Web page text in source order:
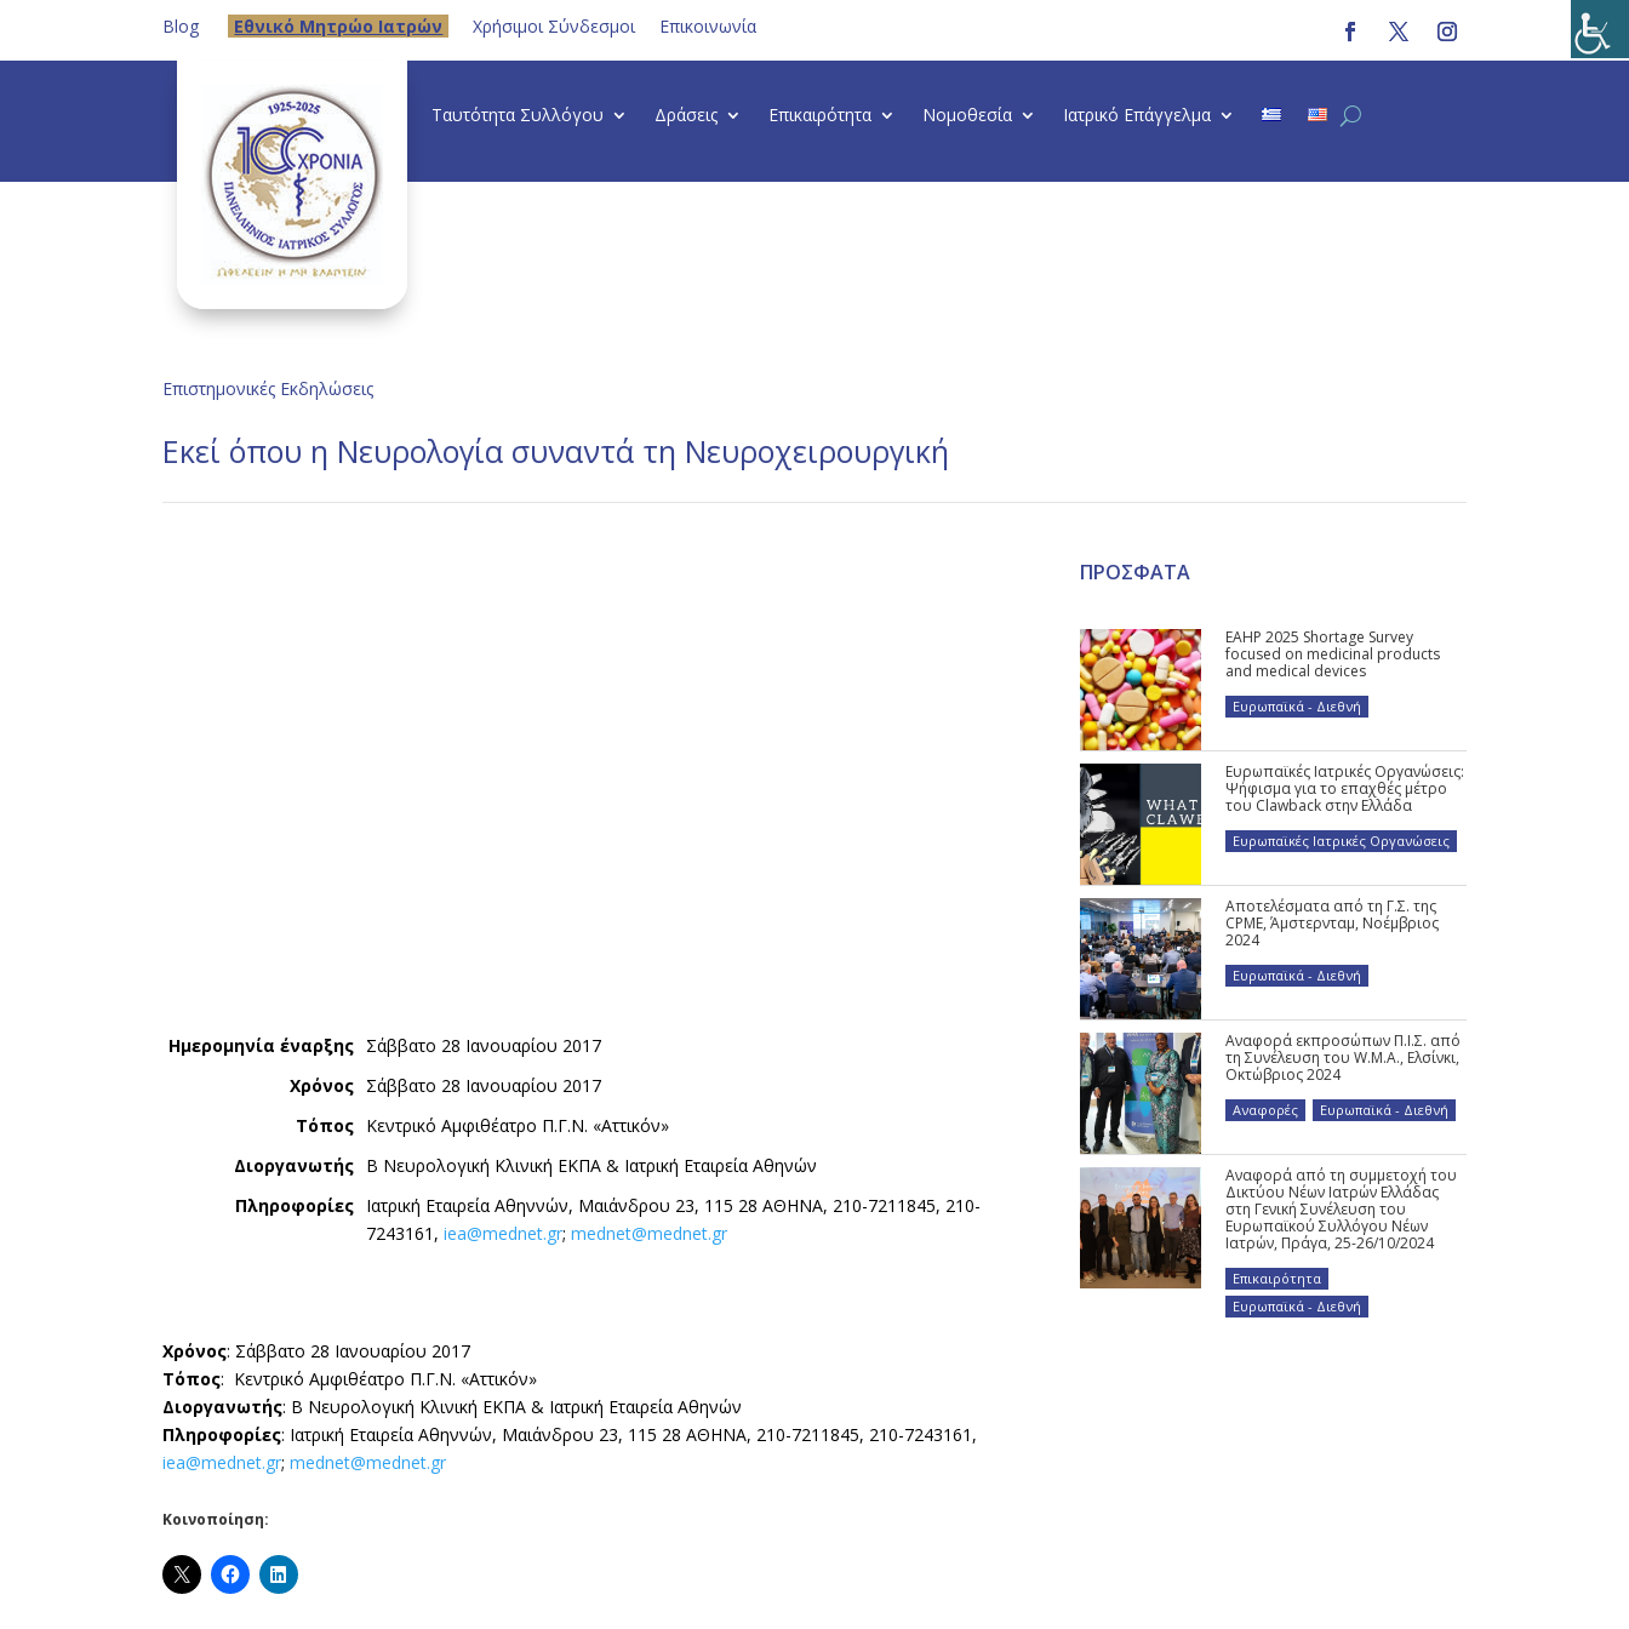
Blog Eθνικό Μητρώο Ιατρών Χρήσιμοι Σύνδεσμοι Επικοινωνία
Ταυτότητα Συλλόγου Δράσεις Επικαιρότητα Νομοθεσία Ιατρικό Επάγγελμα
Επιστημονικές Εκδηλώσεις
Eκεί όπου η Νευρολογία συναντά τη Νευροχειρουργική
Ημερομηνία έναρξης Σάββατο 28 Ιανουαρίου 2017
Χρόνος Σάββατο 28 Ιανουαρίου 2017
Τόπος Κεντρικό Αμφιθέατρο Π.Γ.Ν. «Αττικόν»
Διοργανωτής Β Νευρολογική Κλινική ΕΚΠΑ & Ιατρική Εταιρεία Αθηνών
Πληροφορίες Ιατρική Εταιρεία Αθηννών, Μαιάνδρου 23, 115 28 ΑΘΗΝΑ, 210-7211845, 210-
7243161,iea@mednet.gr;mednet@mednet.gr
Χρόνος: Σάββατο 28 Ιανουαρίου 2017
Τόπος: Κεντρικό Αμφιθέατρο Π.Γ.Ν. «Αττικόν»
Διοργανωτής: Β Νευρολογική Κλινική ΕΚΠΑ & Ιατρική Εταιρεία Αθηνών
Πληροφορίες: Ιατρική Εταιρεία Αθηννών, Μαιάνδρου 23, 115 28 ΑΘΗΝΑ, 210-7211845, 210-7243161,
iea@mednet.gr;mednet@mednet.gr
Κοινοποίηση:
ΠΡΟΣΦΑΤΑ
EAHP 2025 Shortage Survey
focused on medicinal products
and medical devices
Ευρωπαϊκά - Διεθνή
Ευρωπαϊκές Ιατρικές Οργανώσεις:
Ψήφισμα για το επαχθές μέτρο
του Clawback στην Ελλάδα
Ευρωπαϊκές Ιατρικές Οργανώσεις
Αποτελέσματα από τη Γ.Σ. της
CPME, Άμστερνταμ, Νοέμβριος
2024
Ευρωπαϊκά - Διεθνή
Αναφορά εκπροσώπων Π.Ι.Σ. από
τη Συνέλευση του W.M.A., Ελσίνκι,
Οκτώβριος 2024
Αναφορές Ευρωπαϊκά - Διεθνή
Αναφορά από τη συμμετοχή του
Δικτύου Νέων Ιατρών Ελλάδας
στη Γενική Συνέλευση του
Ευρωπαϊκού Συλλόγου Νέων
Ιατρών, Πράγα, 25-26/10/2024
Επικαιρότητα
Ευρωπαϊκά - Διεθνή